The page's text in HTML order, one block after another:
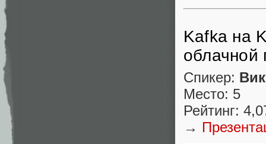
Kafka на
облачной
Спикер:
Место: 5
Рейтинг:
→